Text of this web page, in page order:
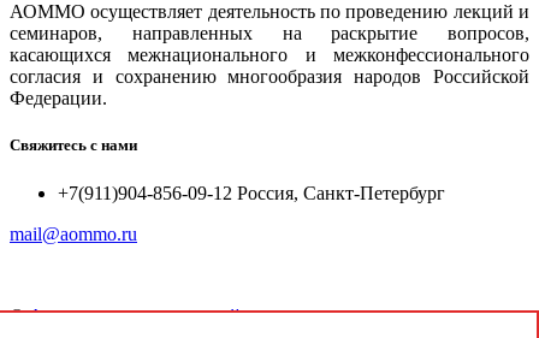
АОММО осуществляет деятельность по проведению лекций и
семинаров, направленных на раскрытие вопросов,
касающихся межнационального и межконфессионального
согласия и сохранению многообразия народов Российской
Федерации.
Свяжитесь с нами
+7(911)904-856-09-12 Россия, Санкт-Петербург
mail@aommo.ru
© Ассоциация организаций по реализации национальных